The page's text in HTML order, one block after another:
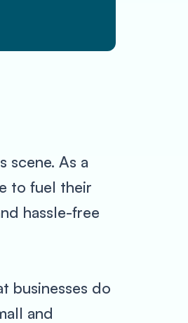
scene. As a
to fuel their
hassle-free
businesses do
and